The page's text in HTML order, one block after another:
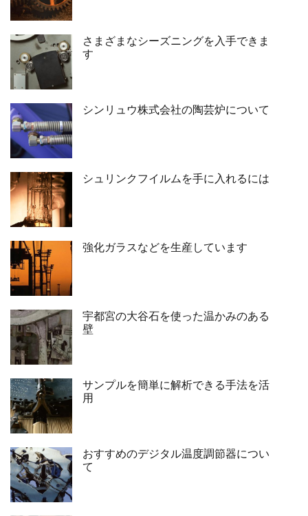
さまざまなシーズニングを入手できま
す
シンリュウ株式会社の陶芸炉について
シュリンクフイルムを手に入れるには
強化ガラスなどを生産しています
宇都宮の大谷石を使った温かみのある
壁
サンプルを簡単に解析できる手法を活
用
おすすめのデジタル温度調節器につい
て